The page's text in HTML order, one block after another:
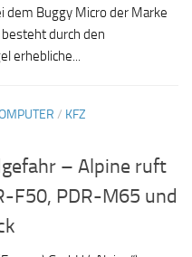
dem Buggy Micro der Marke
durch den
erhebliche...
/ KFZ
– Alpine ruft
F50, PDR-M65 und